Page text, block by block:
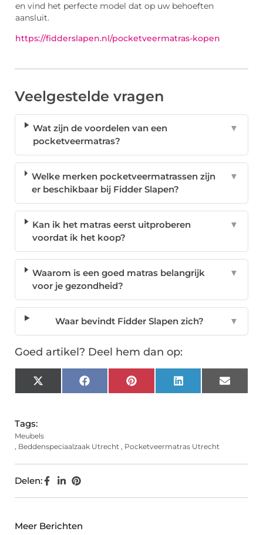
en vind het perfecte model dat op uw behoeften
aansluit.
https://fidderslapen.nl/pocketveermatras-kopen
Veelgestelde vragen
Wat zijn de voordelen van een
pocketveermatras?
▼
Welke merken pocketveermatrassen zijn
er beschikbaar bij Fidder Slapen?
▼
Kan ik het matras eerst uitproberen
voordat ik het koop?
▼
Waarom is een goed matras belangrijk
voor je gezondheid?
▼
Waar bevindt Fidder Slapen zich? ▼
Goed artikel? Deel hem dan op:
X
(Twitter)
FacebookPinterest LinkedIn Email
Tags:
Meubels
, Beddenspeciaalzaak Utrecht , Pocketveermatras Utrecht
Delen:
Meer Berichten